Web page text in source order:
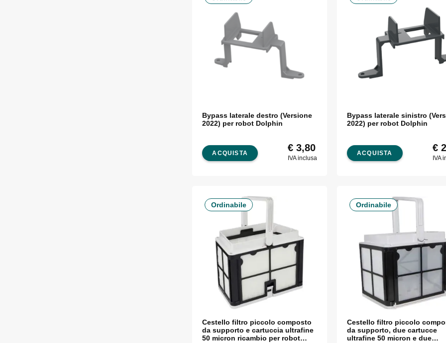
Bypass laterale destro (Versione
2022) per robot Dolphin
ACQUISTA €3,80
IVA inclusa
Bypass laterale sinistro
2022) per robot Dolphin
ACQUISTA €
IVA
Ordinabile
Cestello filtro piccolo composto
da supporto e cartuccia ultrafine
50 micron ricambio per robot
Ordinabile
Cestello filtro piccolo
da supporto, due cartucce
ultrafine 50 micron e due